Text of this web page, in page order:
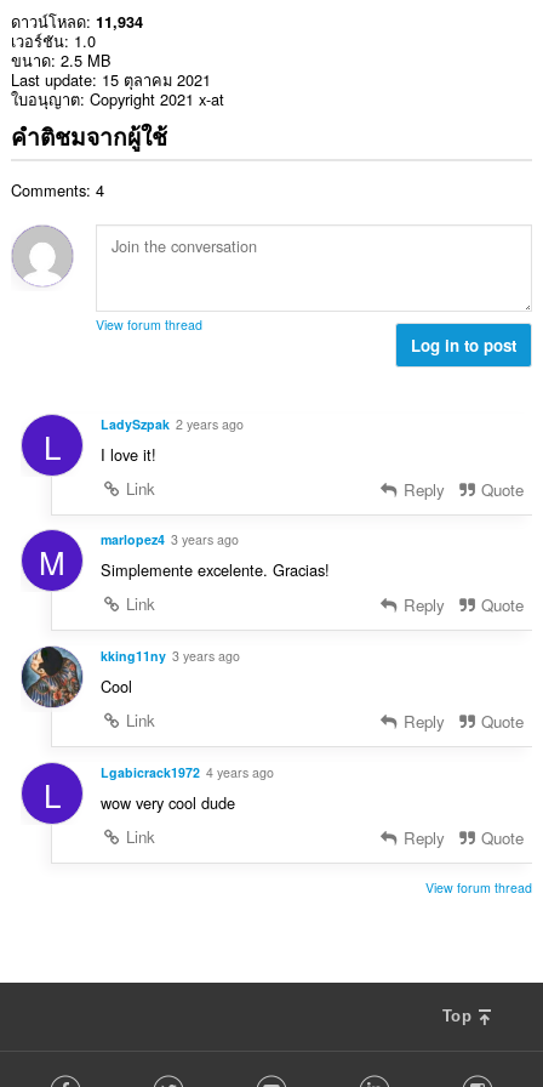
ดาวน์โหลด 11,934
เวอร์ชัน 1.0
ขนาด 2.5 MB
Last update 15 ตุลาคม 2021
ใบอนุญาต Copyright 2021 x-at
คำติชมจากผู้ใช้
Comments: 4
View forum thread
Log in to post
L LadySzpak 2 years ago
I love it!
Link
Reply Quote
M marlopez4 3 years ago
Simplemente excelente. Gracias!
Link
Reply Quote
kking11ny 3 years ago
Cool
Link
Reply Quote
L Lgabicrack1972 4 years ago
wow very cool dude
Link
Reply Quote
View forum thread
Top